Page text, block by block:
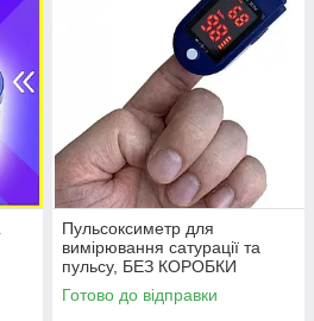
Пульсоксиметр для
вимірювання сатурації та
пульсу, БЕЗ КОРОБКИ
Готово до відправки